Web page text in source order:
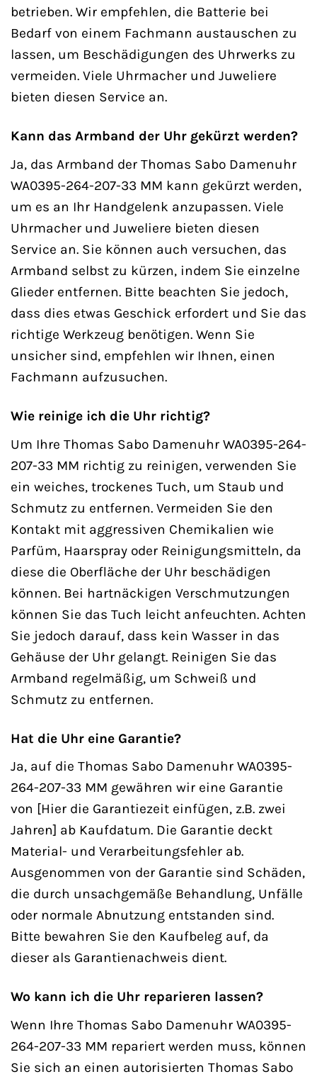
betrieben. Wir empfehlen, die Batterie bei
Bedarf von einem Fachmann austauschen zu
lassen, um Beschädigungen des Uhrwerks zu
vermeiden. Viele Uhrmacher und Juweliere
bieten diesen Service an.
Kann das Armband der Uhr gekürzt werden?
Ja, das Armband der Thomas Sabo Damenuhr
WA0395-264-207-33 MM kann gekürzt werden,
um es an Ihr Handgelenk anzupassen. Viele
Uhrmacher und Juweliere bieten diesen
Service an. Sie können auch versuchen, das
Armband selbst zu kürzen, indem Sie einzelne
Glieder entfernen. Bitte beachten Sie jedoch,
dass dies etwas Geschick erfordert und Sie das
richtige Werkzeug benötigen. Wenn Sie
unsicher sind, empfehlen wir Ihnen, einen
Fachmann aufzusuchen.
Wie reinige ich die Uhr richtig?
Um Ihre Thomas Sabo Damenuhr WA0395-264-
207-33 MM richtig zu reinigen, verwenden Sie
ein weiches, trockenes Tuch, um Staub und
Schmutz zu entfernen. Vermeiden Sie den
Kontakt mit aggressiven Chemikalien wie
Parfüm, Haarspray oder Reinigungsmitteln, da
diese die Oberfläche der Uhr beschädigen
können. Bei hartnäckigen Verschmutzungen
können Sie das Tuch leicht anfeuchten. Achten
Sie jedoch darauf, dass kein Wasser in das
Gehäuse der Uhr gelangt. Reinigen Sie das
Armband regelmäßig, um Schweiß und
Schmutz zu entfernen.
Hat die Uhr eine Garantie?
Ja, auf die Thomas Sabo Damenuhr WA0395-
264-207-33 MM gewähren wir eine Garantie
von [Hier die Garantiezeit einfügen, z.B. zwei
Jahren] ab Kaufdatum. Die Garantie deckt
Material- und Verarbeitungsfehler ab.
Ausgenommen von der Garantie sind Schäden,
die durch unsachgemäße Behandlung, Unfälle
oder normale Abnutzung entstanden sind.
Bitte bewahren Sie den Kaufbeleg auf, da
dieser als Garantienachweis dient.
Wo kann ich die Uhr reparieren lassen?
Wenn Ihre Thomas Sabo Damenuhr WA0395-
264-207-33 MM repariert werden muss, können
Sie sich an einen autorisierten Thomas Sabo